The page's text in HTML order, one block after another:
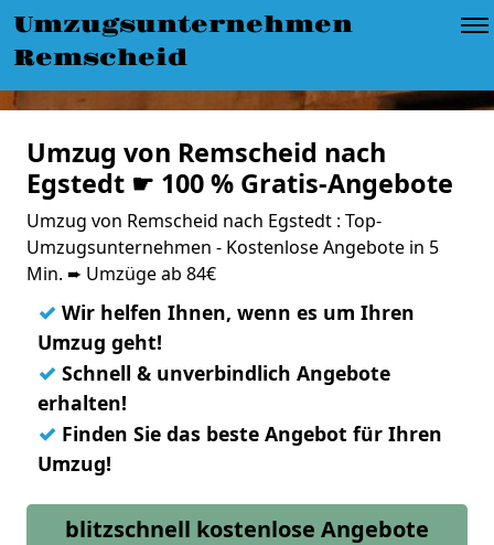
Umzugsunternehmen
Remscheid
Umzug von Remscheid nach
Egstedt ☛ 100 % Gratis-Angebote
Umzug von Remscheid nach Egstedt : Top-
Umzugsunternehmen - Kostenlose Angebote in 5
Min. ➨ Umzüge ab 84€
✓ Wir helfen Ihnen, wenn es um Ihren
Umzug geht!
✓ Schnell & unverbindlich Angebote
erhalten!
✓ Finden Sie das beste Angebot für Ihren
Umzug!
blitzschnell kostenlose Angebote